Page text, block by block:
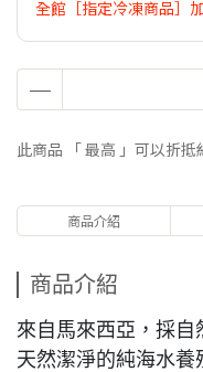
全館［指定冷凍商品］
此商品 「 最高 」可以折抵
商品介紹
商品介紹
來自馬來西亞，採
天然潔淨的純海水